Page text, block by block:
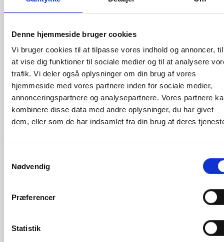
Denne hjemmeside bruger cookies
Vi bruger cookies til at tilpasse vores indhold og annoncer, til
at vise dig funktioner til sociale medier og til at analysere
trafik. Vi deler også oplysninger om din brug af vores
hjemmeside med vores partnere inden for sociale medier,
annonceringspartnere og analysepartnere. Vores partnere
kombinere disse data med andre oplysninger, du har givet
dem, eller som de har indsamlet fra din brug af deres
Nødvendig
Præferencer
Statistik
Materialer & detaljer
Det der gør forskellen i dette projekt
Træ-alu